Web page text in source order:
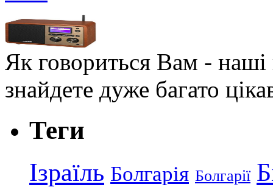
Як говориться Вам - наші
знайдете дуже багато
Теги
Ізраїль Болгарія Болгарії